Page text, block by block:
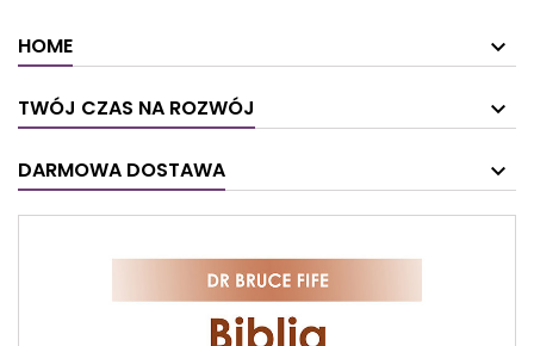
HOME
TWÓJ CZAS NA ROZWÓJ
DARMOWA DOSTAWA